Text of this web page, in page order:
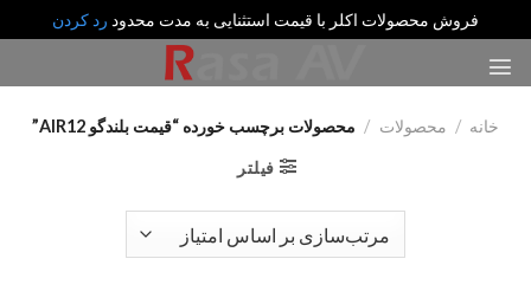
فروش محصولات اکلر با قیمت استثنایی به مدت محدود رد کردن
خانه / محصولات / محصولات برچسب خورده “قیمت بلندگو AIR12”
فیلتر